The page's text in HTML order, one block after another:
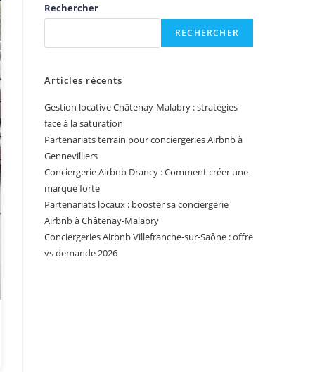
Rechercher
RECHERCHER
Articles récents
Gestion locative Châtenay-Malabry : stratégies
face à la saturation
Partenariats terrain pour conciergeries Airbnb à
Gennevilliers
Conciergerie Airbnb Drancy : Comment créer une
marque forte
Partenariats locaux : booster sa conciergerie
Airbnb à Châtenay-Malabry
Conciergeries Airbnb Villefranche-sur-Saône : offre
vs demande 2026